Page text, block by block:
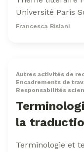
Université Paris
Francesca Bisiani
Autres activités de
Encadrements de
Responsabilités
la
Terminologie et